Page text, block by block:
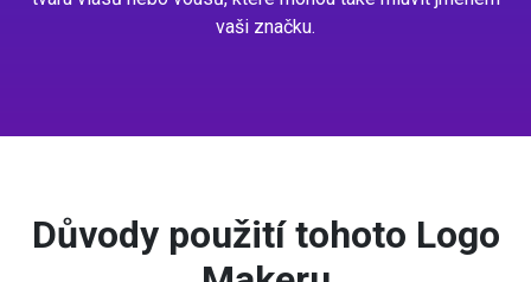
vaši značku.
Důvody použití tohoto Logo